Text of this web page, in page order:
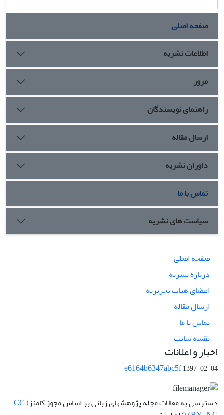
صفحه اصلی
اطلاعات نشریه
مرور
راهنمای نویسندگان
ارسال مقاله
داوران نشریه
تماس با ما
سیاست های نشریه
صفحه اصلی
درباره نشریه
اعضای هیات تحریریه
ارسال مقاله
تماس با ما
نقشه سایت
اخبار و اعلانات
e6164b6347abc5f1397-02-04
دسترسی به مقالات مجله پژوهشهای زبانی بر اساس مجوز کامنز ( CC